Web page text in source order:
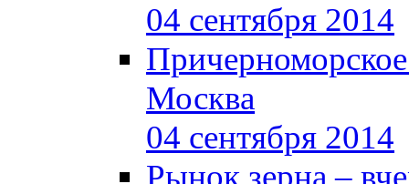
04 сентября 2014
Москва
04 сентября 2014
Рынок зерна –